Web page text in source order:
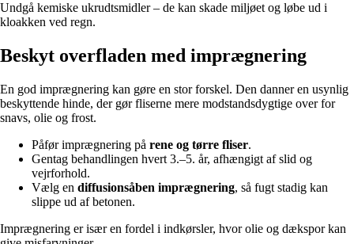
Undgå kemiske ukrudtsmidler – de kan skade miljøet og løbe ud i
kloakken ved regn.
Beskyt overfladen med imprægnering
En god imprægnering kan gøre en stor forskel. Den danner en usynlig
beskyttende hinde, der gør fliserne mere modstandsdygtige over for
snavs, olie og frost.
Påfør imprægnering på rene og tørre fliser.
Gentag behandlingen hvert 3.–5. år, afhængigt af slid og
vejrforhold.
Vælg en diffusionsåben imprægnering, så fugt stadig kan
slippe ud af betonen.
Imprægnering er især en fordel i indkørsler, hvor olie og dækspor kan